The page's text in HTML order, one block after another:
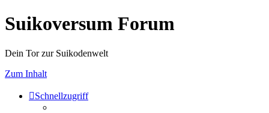
Suikoversum Forum
Dein Tor zur Suikodenwelt
Zum Inhalt
Schnellzugriff